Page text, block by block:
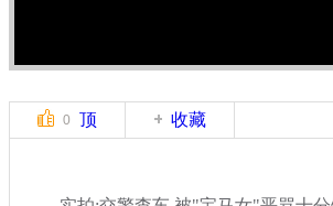
0 顶 收藏